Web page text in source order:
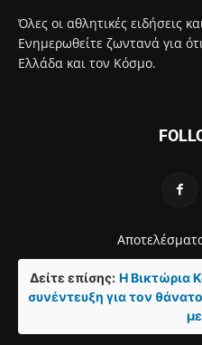
Όλες οι αθλητικές ειδήσεις
Ενημερωθείτε ζωντανά για
Ελλάδα και τον Κόσμο.
Δείτε επίσης: Η Βικτώρια
συνέντευξη για τον